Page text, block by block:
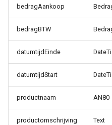
bedragAankoop
bedragBTW
datumtijdEinde
datumtijdStart
productnaam AN80
productomschrijving Text